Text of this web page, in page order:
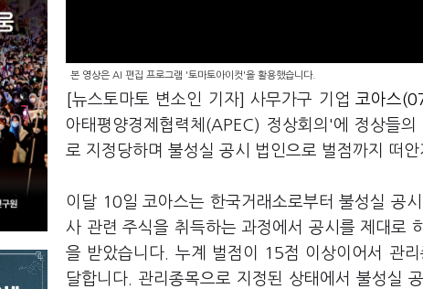
본 영상은 AI 편집 프로그램 '토마토아이컷'을 활용했습니다.
[뉴스토마토 변소인 기자] 사무가구 기업코아스
아태평양경제협력체(APEC) 정상회의'에 정상들
로 지정당하며 불성실 공시 법인으로 벌점까지 떠안
이달 10일 코아스는 한국거래소로부터 불성실 공
사 관련 주식을 취득하는 과정에서 공시를 제대로
을 받았습니다. 누계 벌점이 15점 이상이어서 관
달합니다. 관리종목으로 지정된 상태에서 불성실